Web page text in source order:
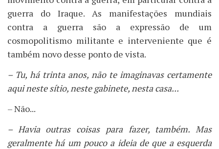
guerra do Iraque. As manifestações mundiais
contra a guerra são a expressão de um
cosmopolitismo militante e interveniente que é
também novo desse ponto de vista.
– Tu, há trinta anos, não te imaginavas certamente
aqui neste sítio, neste gabinete, nesta casa...
– Não...
– Havia outras coisas para fazer, também. Mas
geralmente há um pouco a ideia de que a esquerda